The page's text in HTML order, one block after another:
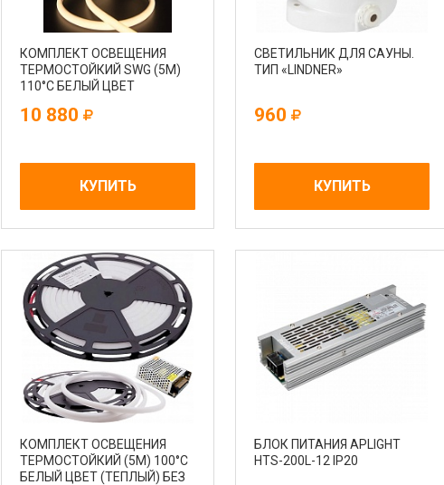
КОМПЛЕКТ ОСВЕЩЕНИЯ
ТЕРМОСТОЙКИЙ SWG (5М)
110°С БЕЛЫЙ ЦВЕТ
10 880
КУПИТЬ
СВЕТИЛЬНИК ДЛЯ САУНЫ.
ТИП «LINDNER»
960
КУПИТЬ
КОМПЛЕКТ ОСВЕЩЕНИЯ
ТЕРМОСТОЙКИЙ (5М) 100°С
БЕЛЫЙ ЦВЕТ (ТЕПЛЫЙ) БЕЗ
БЛОК ПИТАНИЯ APLIGHT
HTS-200L-12 IP20